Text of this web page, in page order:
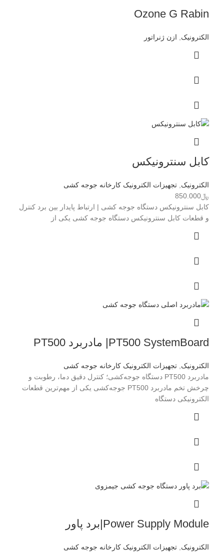
Ozone G Rabin
الکترونیک ازن ژنراتور
کابل سنترونیکس
الکترونیک تجهیزات الکترونیک کارخانه جوجه کشی
﷼850.000
کابل سنترونیکس دستگاه جوجه کشی | ارتباط پایدار بین برد کنترل
و قطعات کابل سنترونیکس دستگاه جوجه کشی یکی از
PT500 SystemBoard| مادربرد PT500
الکترونیک, تجهیزات الکترونیک کارخانه جوجه کشی
مادربرد PT500 دستگاه جوجه‌کشی؛ کنترل دقیق دما، رطوبت و
چرخش تخم مادربرد PT500 جوجه‌کشی یکی از مهم‌ترین قطعات
الکترونیکی دستگاه
Power Supply Module|برد پاور
الکترونیک تجهیزات الکترونیک کارخانه جوجه کشی